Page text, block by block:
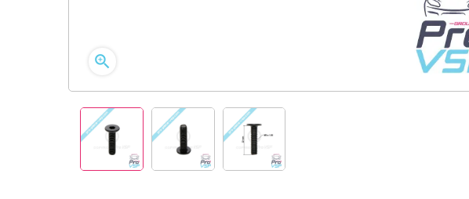
